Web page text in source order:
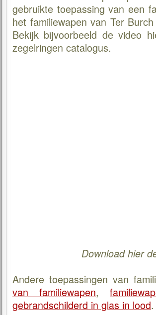
gebruikte toepassing van een
het familiewapen van Ter
Bekijk bijvoorbeeld de video
zegelringen catalogus.
Download hier
Andere toepassingen van
van familiewapen,
gebrandschilderd in glas in lood.